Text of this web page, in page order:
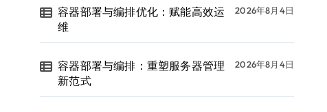
容器部署与编排优化：赋能高效运
维
2026年8月4日
容器部署与编排：重塑服务器管理
新范式
2026年8月4日